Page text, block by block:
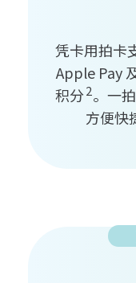
凭卡用拍卡
Apple Pay
积分2。一
方便快